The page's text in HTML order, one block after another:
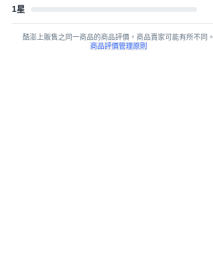
1星
酷澎上販售之同一商品的商品評價，商品賣家可能有所不同。
商品評價管理原則